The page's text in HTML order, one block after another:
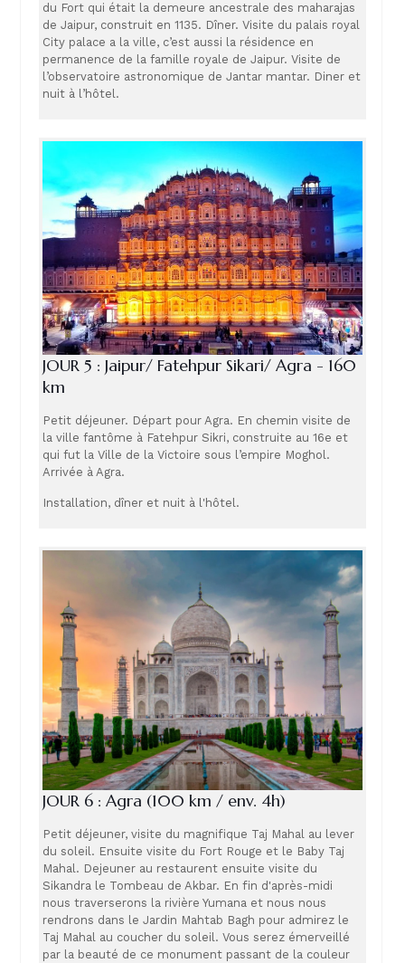
du Fort qui était la demeure ancestrale des maharajas
de Jaipur, construit en 1135. Dîner. Visite du palais royal
City palace a la ville, c’est aussi la résidence en
permanence de la famille royale de Jaipur. Visite de
l’observatoire astronomique de Jantar mantar. Diner et
nuit à l’hôtel.
JOUR 5 : Jaipur/ Fatehpur Sikari/ Agra - 160
km
Petit déjeuner. Départ pour Agra. En chemin visite de
la ville fantôme à Fatehpur Sikri, construite au 16e et
qui fut la Ville de la Victoire sous l’empire Moghol.
Arrivée à Agra.
Installation, dîner et nuit à l'hôtel.
JOUR 6 : Agra (100 km / env. 4h)
Petit déjeuner, visite du magnifique Taj Mahal au lever
du soleil. Ensuite visite du Fort Rouge et le Baby Taj
Mahal. Dejeuner au restaurent ensuite visite du
Sikandra le Tombeau de Akbar. En fin d'après-midi
nous traverserons la rivière Yumana et nous nous
rendrons dans le Jardin Mahtab Bagh pour admirez le
Taj Mahal au coucher du soleil. Vous serez émerveillé
par la beauté de ce monument passant de la couleur